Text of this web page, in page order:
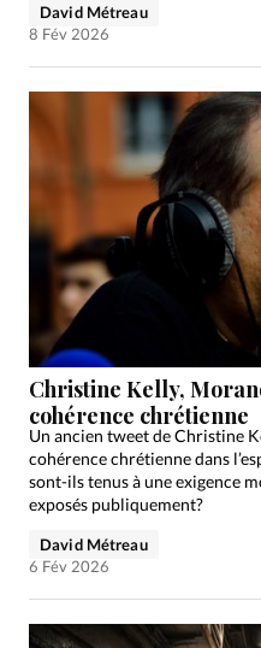
David Métreau
8 Fév 2026
Christine Kelly,
cohérence chrétienne
Un ancien tweet de Christine
cohérence chrétienne dans
sont-ils tenus à une exigence
exposés publiquement?
David Métreau
6 Fév 2026